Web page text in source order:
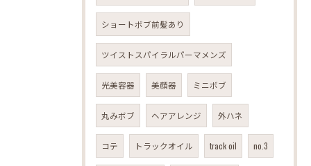
ショートボブ前髪あり
ツイストスパイラルパーマメンズ
光美容器 美顔器 ミニボブ
丸みボブ ヘアアレンジ 外ハネ
コテ トラックオイル track oil no.3